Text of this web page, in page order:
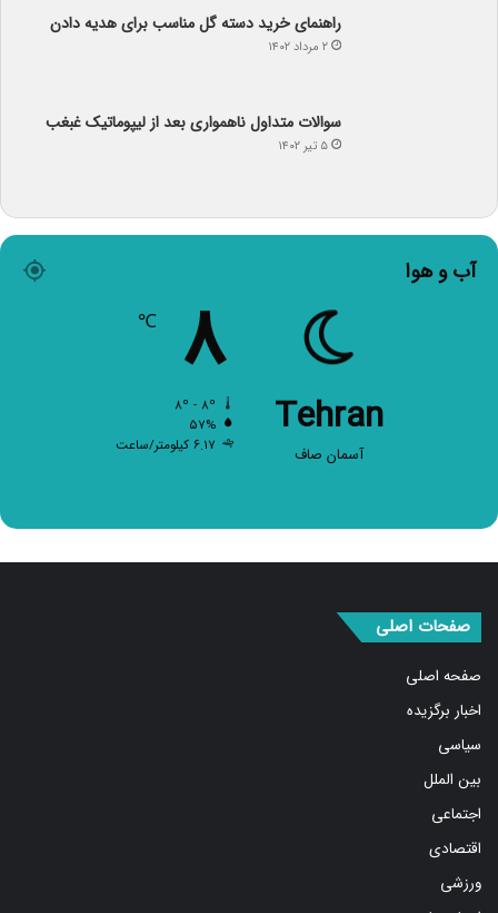
راهنمای خرید دسته گل مناسب برای هدیه دادن
۲ مرداد ۱۴۰۲
سوالات متداول ناهمواری بعد از لیپوماتیک غبغب
۵ تیر ۱۴۰۲
آب و هوا
Tehran
آسمان صاف
۸
۵۷%
۶.۱۷ کیلومتر/ساعت
صفحه اصلی
اخبار برگزیده
سیاسی
بین الملل
اجتماعی
اقتصادی
ورزشی
استان ها